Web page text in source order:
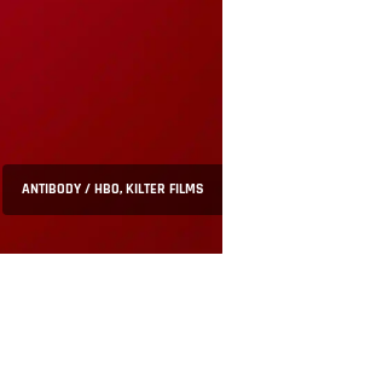
ANTIBODY / HBO, KILTER FILMS